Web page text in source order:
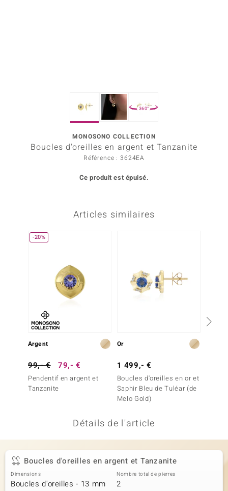
360°
MONOSONO COLLECTION
Boucles d'oreilles en argent et Tanzanite
Référence : 3624EA
Ce produit est épuisé.
Articles similaires
-20%
Argent
99,- € 79,- €
Pendentif en argent et
Tanzanite
Or
1 499,- €
Boucles d'oreilles en or et
Saphir Bleu de Tuléar (de
Melo Gold)
Détails de l'article
Boucles d'oreilles en argent et Tanzanite
Dimensions
Boucles d'oreilles - 13 mm
Nombre total de pierres
2